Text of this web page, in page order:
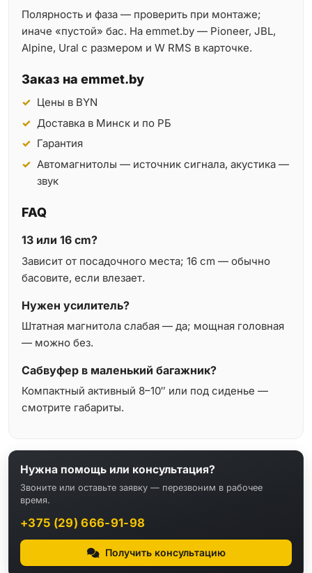
Полярность и фаза — проверить при монтаже;
иначе «пустой» бас. На emmet.by — Pioneer, JBL,
Alpine, Ural с размером и W RMS в карточке.
Заказ на emmet.by
Цены в BYN
Доставка в Минск и по РБ
Гарантия
Автомагнитолы — источник сигнала, акустика —
звук
FAQ
13 или 16 cm?
Зависит от посадочного места; 16 cm — обычно
басовите, если влезает.
Нужен усилитель?
Штатная магнитола слабая — да; мощная головная
— можно без.
Сабвуфер в маленький багажник?
Компактный активный 8–10″ или под сиденье —
смотрите габариты.
Нужна помощь или консультация?
Звоните или оставьте заявку — перезвоним в рабочее
время.
+375 (29) 666-91-98
Получить консультацию